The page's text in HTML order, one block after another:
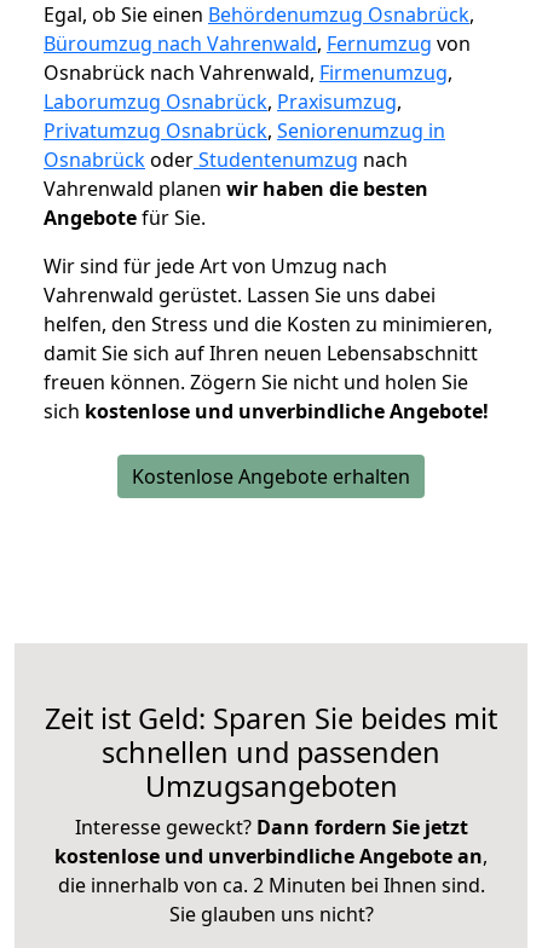
Egal, ob Sie einen Behördenumzug Osnabrück,
Büroumzug nach Vahrenwald, Fernumzug von
Osnabrück nach Vahrenwald, Firmenumzug,
Laborumzug Osnabrück, Praxisumzug,
Privatumzug Osnabrück, Seniorenumzug in
OsnabrückoderStudentenumzug nach
Vahrenwald planen wir haben die besten
Angebotefür Sie.
Wir sind für jede Art von Umzug nach
Vahrenwald gerüstet. Lassen Sie uns dabei
helfen, den Stress und die Kosten zu minimieren,
damit Sie sich auf Ihren neuen Lebensabschnitt
freuen können. Zögern Sie nicht und holen Sie
sich kostenlose und unverbindliche Angebote!
Kostenlose Angebote erhalten
Zeit ist Geld: Sparen Sie beides mit
schnellen und passenden
Umzugsangeboten
Interesse geweckt? Dann fordern Sie jetzt
kostenlose und unverbindliche Angebote an,
die innerhalb von ca. 2 Minuten bei Ihnen sind.
Sie glauben uns nicht?